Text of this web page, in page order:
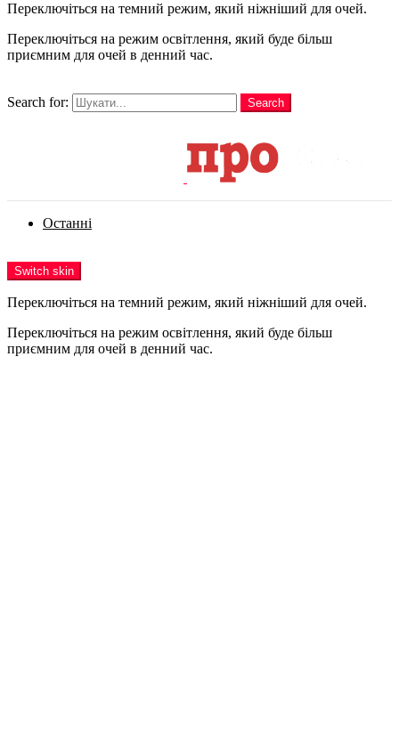
Переключіться на темний режим, який ніжніший для очей.
Переключіться на режим освітлення, який буде більш
приємним для очей в денний час.
Search for:
Search
Останні
Switch skin
Переключіться на темний режим, який ніжніший для очей.
Переключіться на режим освітлення, який буде більш
приємним для очей в денний час.